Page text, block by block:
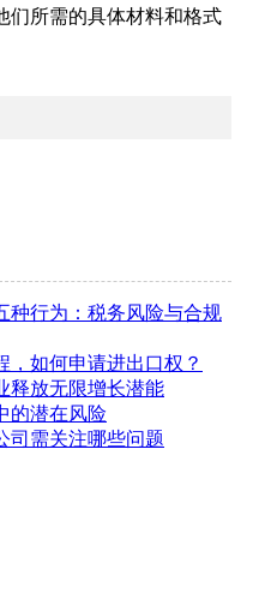
们所需的具体材料和格式
种行为：税务风险与合规
，如何申请进出口权？
释放无限增长潜能
的潜在风险
司需关注哪些问题